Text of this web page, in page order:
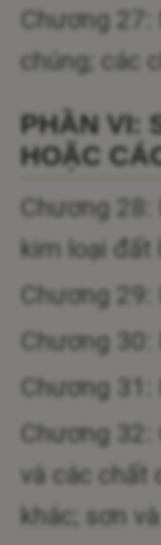
Chương
chúng; các
PHẦN VI:
HOẶC
Chương 28:
kim loại đất
Chương
Chương
Chương 31:
Chương
và các chất
khác; sơn